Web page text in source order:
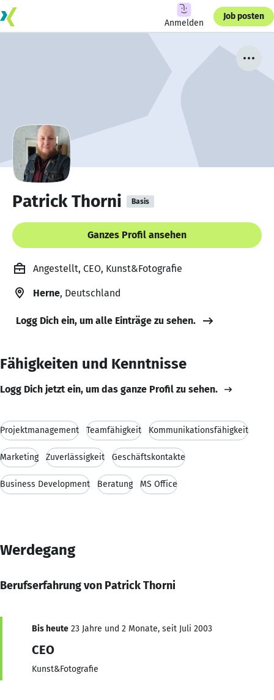
Anmelden
Job posten
Patrick Thorni Basis
Ganzes Profil ansehen
Angestellt, CEO, Kunst&Fotografie
Herne, Deutschland
Logg Dich ein, um alle Einträge zu sehen.
Fähigkeiten und Kenntnisse
Logg Dich jetzt ein, um das ganze Profil zu sehen.
Projektmanagement Teamfähigkeit Kommunikationsfähigkeit
Marketing Zuverlässigkeit Geschäftskontakte
Business Development Beratung MS Office
Werdegang
Berufserfahrung von Patrick Thorni
Bis heute 23 Jahre und 2 Monate, seit Juli 2003
CEO
Kunst&Fotografie